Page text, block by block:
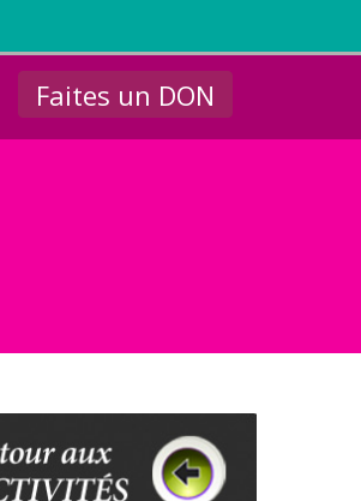
Faites un DON